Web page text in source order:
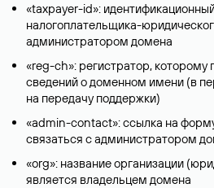
«taxpayer-id»:
налогоплательщика-
администратором домена
«reg-ch»: регистратор, которому
сведений о доменном имени (в
на передачу поддержки)
«admin-contact»: ссылка на
связаться с администратором
«org»: название организации
является владельцем домена